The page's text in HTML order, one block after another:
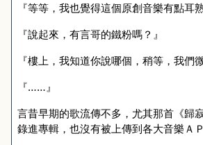
『等等，我也覺得這個原創音樂有點耳熟
『說起來，有言哥的鐵粉嗎？』
『樓上，我知道你說哪個，稍等，我們
『……』
言昔早期的歌流傳不多，尤其那首《歸
錄進專輯，也沒有被上傳到各大音樂ＡＰ